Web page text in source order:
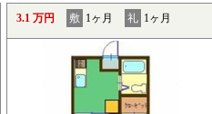
3.1 万円 敷 1ヶ月 礼 1ヶ月